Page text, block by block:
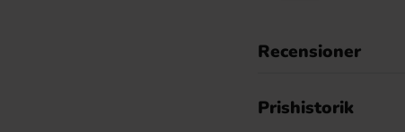
Recensioner
Prishistorik